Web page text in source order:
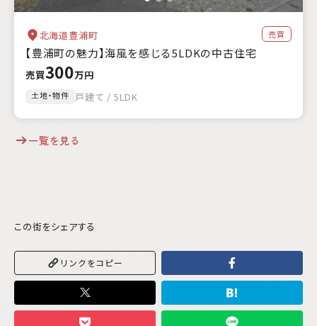
北海道豊浦町 売買
【豊浦町の魅力】海風を感じる5LDKの中古住宅
売買300万円
土地・物件 戸建て / 5LDK
一覧を見る
この街をシェアする
リンクをコピー